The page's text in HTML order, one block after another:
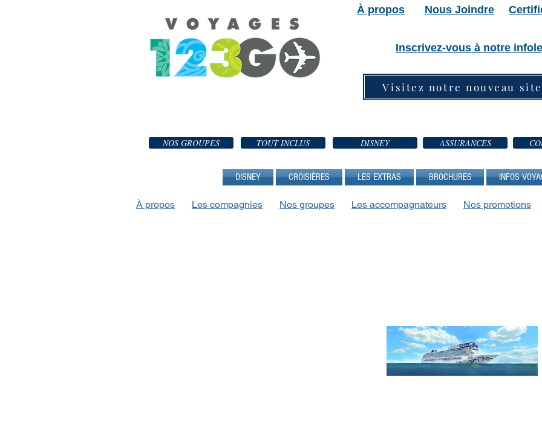
À propos Nous Joindre
Inscrivez-vous à notre
Visitez notre nouveau
NOS GROUPES TOUT INCLUS DISNEY ASSURANCES
DISNEY CROISIÈRES LES EXTRAS BROCHURES INFOS
À propos Les compagnies Nos groupes Les accompagnateurs Nos promotions